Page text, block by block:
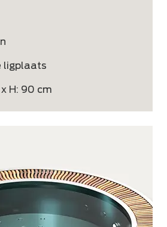
ligplaats
x H: 90 cm